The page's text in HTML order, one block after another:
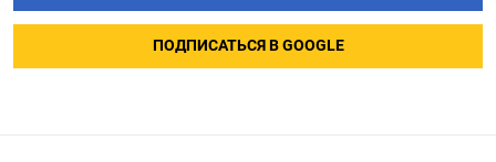
ПОДПИСАТЬСЯ В GOOGLE